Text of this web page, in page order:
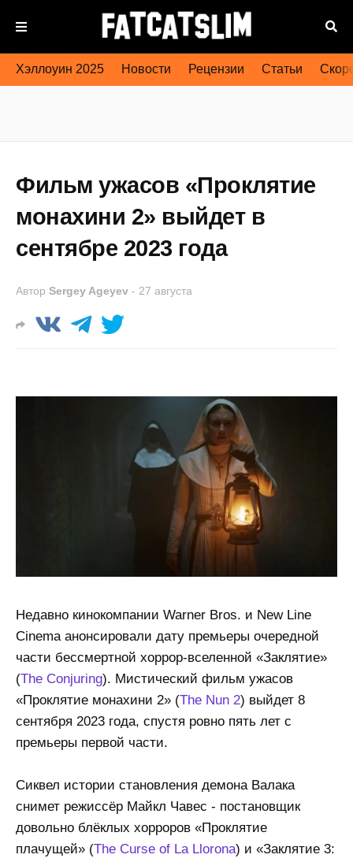
Хэллоуин 2025 Новости Рецензии Статьи
Фильм ужасов «Проклятие
монахини 2» выйдет в
сентябре 2023 года
Автор Sergey Ageyev - 27 августа
Недавно кинокомпании Warner Bros. и New Line
Cinema анонсировали дату премьеры очередной
части бессмертной хоррор-вселенной «Заклятие»
(The Conjuring). Мистический фильм ужасов
«Проклятие монахини 2» (The Nun 2) выйдет 8
сентября 2023 года, спустя ровно пять лет с
премьеры первой части.
Сиквел истории становления демона Валака
снимет режиссёр Майкл Чавес - постановщик
довольно блёклых хорроров «Проклятие
плачущей» (The Curse of La Llorona) и «Заклятие 3: